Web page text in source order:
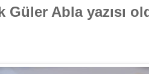
Abla yazısı